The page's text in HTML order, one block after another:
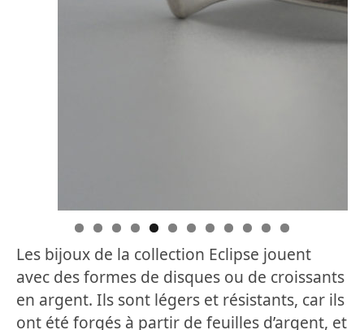
Les bijoux de la collection Eclipse jouent
avec des formes de disques ou de croissants
en argent. Ils sont légers et résistants, car ils
ont été forgés à partir de feuilles d’argent, et